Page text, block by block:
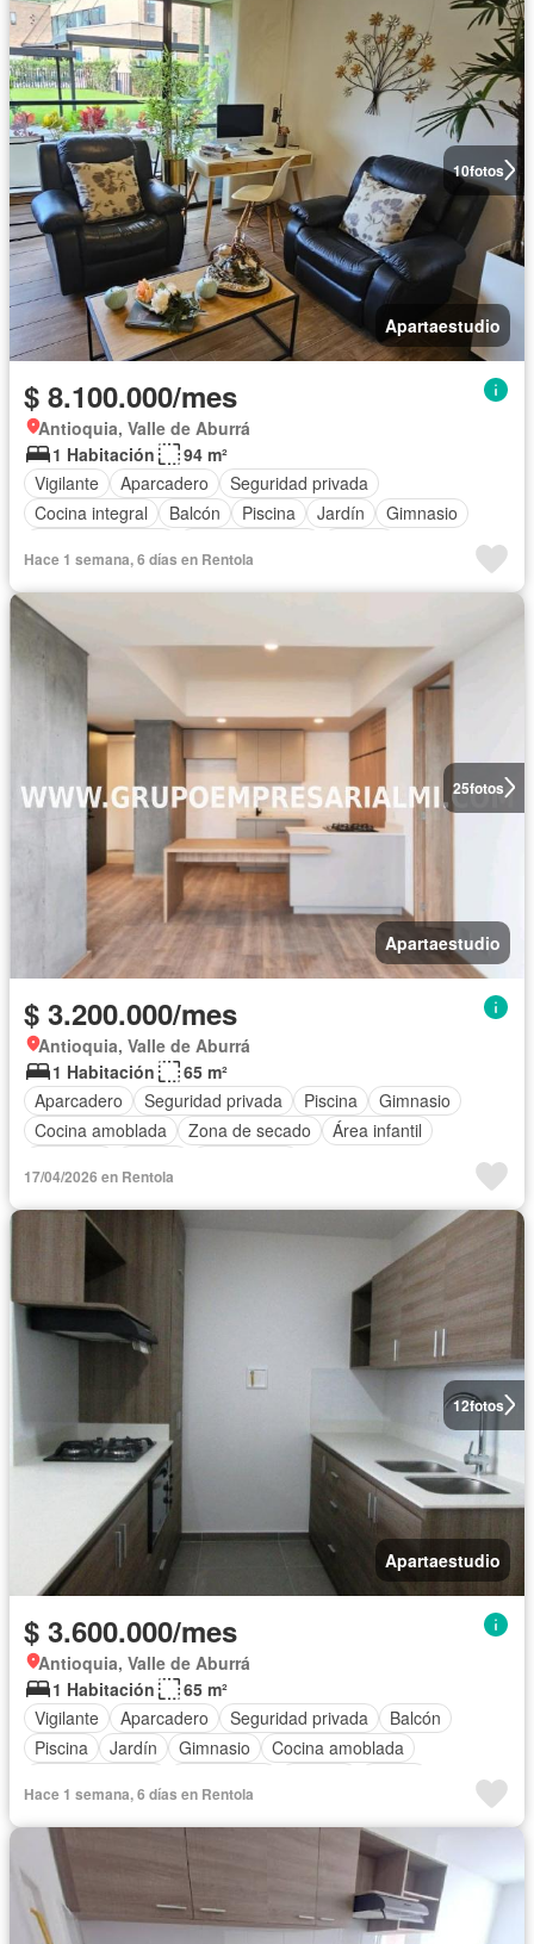
10fotos
Apartaestudio
$ 8.100.000/mes
Antioquia, Valle de Aburrá
1 Habitación
94 m²
Vigilante
Aparcadero
Seguridad privada
Cocina integral
Balcón Piscina Jardín
Gimnasio
Completamente amoblado
Hace 1 semana, 6 días en Rentola
25fotos
Apartaestudio
$ 3.200.000/mes
Antioquia, Valle de Aburrá
1 Habitación
65 m²
Aparcadero
Seguridad privada Piscina
Gimnasio
Cocina amoblada
Zona de secado
Área infantil
17/04/2026 en Rentola
12fotos
Apartaestudio
$ 3.600.000/mes
Antioquia, Valle de Aburrá
1 Habitación
65 m²
Vigilante
Aparcadero Seguridad privada
Balcón
Piscina
Jardín Gimnasio
Cocina amoblada
Calefacción
Hace 1 semana, 6 días en Rentola